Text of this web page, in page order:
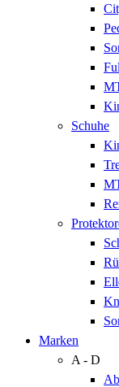
Schuhe
Marken
A - D